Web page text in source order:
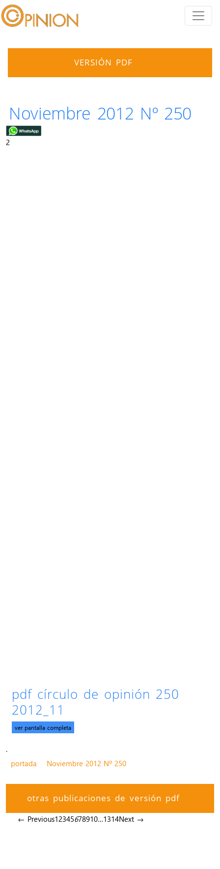
VERSIÓN PDF
Noviembre 2012 Nº 250
2
pdf círculo de opinión 250
2012_11
ver pantalla completa
.
portada
Noviembre 2012 Nº 250
otras publicaciones de versión pdf
← Previous12345678910…1314Next →